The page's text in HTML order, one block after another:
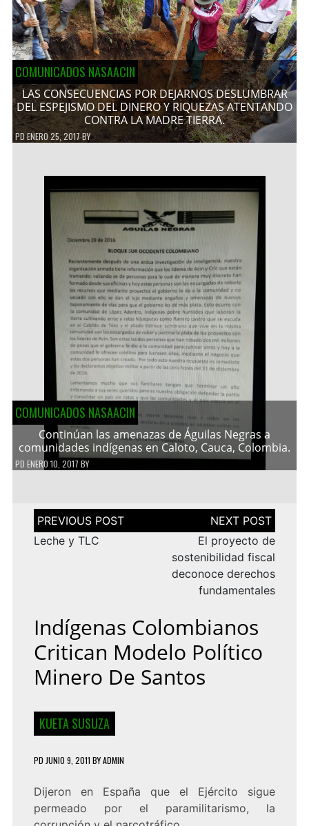
COMUNICADOS NASAACIN
LAS CONSECUENCIAS POR DEJARNOS DESLUMBRAR
DEL ESPEJISMO DEL DINERO Y RIQUEZAS ATENTANDO
CONTRA LA MADRE TIERRA.
PDENERO 25, 2017BY
COMUNICADOS NASAACIN
Continúan las amenazas de Águilas Negras a
comunidades indígenas en Caloto, Cauca, Colombia.
PD ENERO 10, 2017 BY
Navegación
de
entradas
Leche y TLC
El proyecto de
sostenibilidad fiscal
deconoce derechos
fundamentales
Indígenas Colombianos
Critican Modelo Político
Minero De Santos
KUETA SUSUZA
PD JUNIO 9, 2011 BYADMIN
Dijeron en España que el Ejército sigue
permeado por el paramilitarismo, la